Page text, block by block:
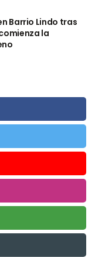
Barrio Lindo tras
la